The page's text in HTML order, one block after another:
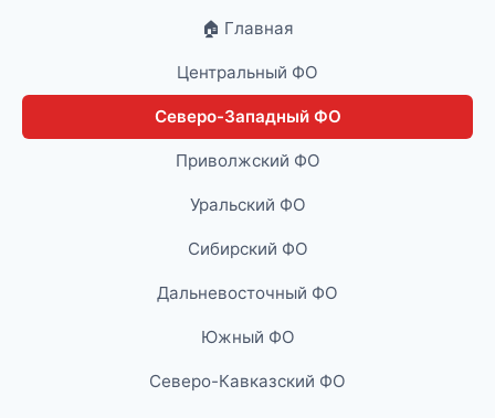
🏠 Главная
Центральный ФО
Северо-Западный ФО
Приволжский ФО
Уральский ФО
Сибирский ФО
Дальневосточный ФО
Южный ФО
Северо-Кавказский ФО